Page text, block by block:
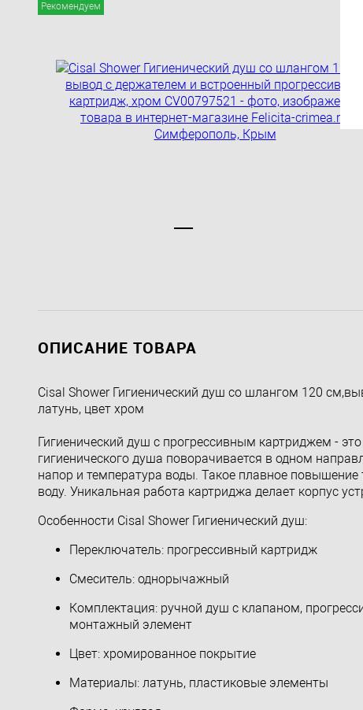
Рекомендуем
ОПИСАНИЕ ТОВАРА
Cisal Shower Гигиенический душ со шлангом 120
латунь, цвет хром
Гигиенический душ с прогрессивным картриджем -
гигиенического душа поворачивается в одном
напор и температура воды. Такое плавное
воду. Уникальная работа картриджа делает корпус
Особенности Cisal Shower Гигиенический душ:
Переключатель: прогрессивный картридж
Смеситель: однорычажный
Комплектация: ручной душ с клапаном,
монтажный элемент
Цвет: хромированное покрытие
Материалы: латунь, пластиковые элементы